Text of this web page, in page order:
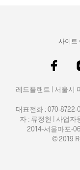
사이트
레드플랜트 | 서울시
대표전화 : 070-
자 : 류정헌 | 사업자
2014-서울마포-
© 2019